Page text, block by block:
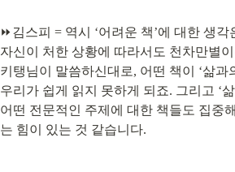
⏩김스피 = 역시 ‘어려운 책’에 대한 생
자신이 처한 상황에 따라서도 천차만별
키탱님이 말씀하신대로, 어떤 책이 ‘삶과
우리가 쉽게 읽지 못하게 되죠. 그리고 ‘
어떤 전문적인 주제에 대한 책들도 집중
는 힘이 있는 것 같습니다.